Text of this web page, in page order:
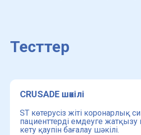
Тесттер
CRUSADE шәкілі
ST көтерусіз жіті коронарлық
пациенттерді емдеуге жатқызу
кету қаупін бағалау шәкілі.